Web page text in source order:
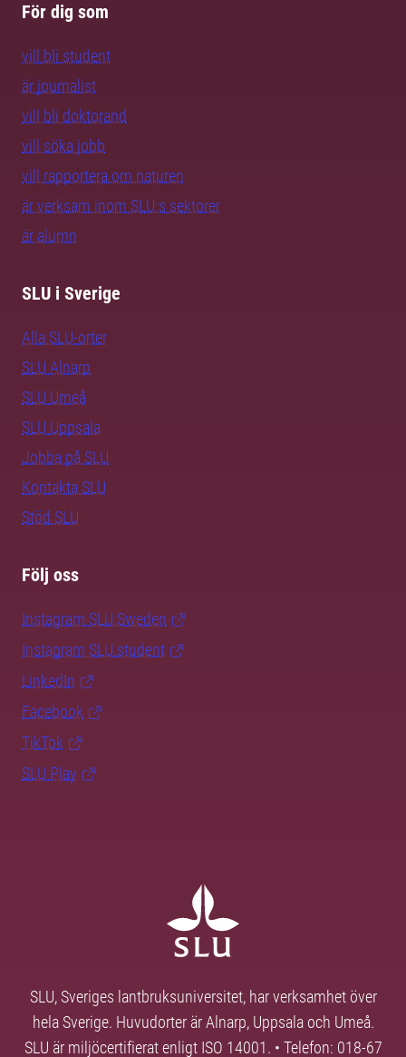
För dig som
vill bli student
är journalist
vill bli doktorand
vill söka jobb
vill rapportera om naturen
är verksam inom SLU:s sektorer
är alumn
SLU i Sverige
Alla SLU-orter
SLU Alnarp
SLU Umeå
SLU Uppsala
Jobba på SLU
Kontakta SLU
Stöd SLU
Följ oss
Instagram SLU.Sweden
Instagram SLU.student
LinkedIn
Facebook
TikTok
SLU Play
SLU, Sveriges lantbruksuniversitet, har verksamhet över
hela Sverige. Huvudorter är Alnarp, Uppsala och Umeå.
SLU är miljöcertifierat enligt ISO 14001. • Telefon: 018-67